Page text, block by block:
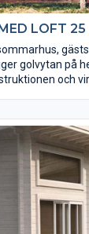
LOFT 25
golvytan på
och